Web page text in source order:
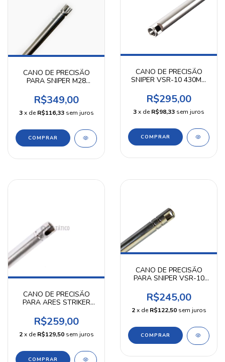
CANO DE PRECISÃO
PARA SNIPER M28
KPP
R$349,00
3 x deR$116,33 sem juros
CANO DE PRECISÃO
SNIPER VSR-10 430MM
KPP AIRSOFT
R$295,00
3x deR$98,33 sem juros
CANO DE PRECISÃO
PARA ARES STRIKER
MM KPP
R$259,00
2 x deR$129,50 sem juros
CANO DE PRECISÃO
PARA SNIPER VSR-10
R$245,00
2 x deR$122,50 sem juros